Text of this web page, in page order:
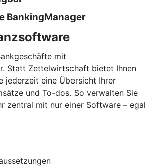
BankingManager
mit
Statt Zettelwirtschaft bietet Ihnen
jederzeit eine Übersicht Ihrer
und To-dos. So verwalten Sie
zentral mit nur einer Software – egal